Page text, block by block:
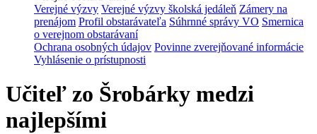
Verejné výzvy Verejné výzvy školská jedáleň Zámery na
prenájom Profil obstarávateľa Súhrnné správy VO Smernica
o verejnom obstarávaní
Ochrana osobných údajov Povinne zverejňované informácie
Vyhlásenie o prístupnosti
Učiteľ zo Šrobárky medzi
najlepšími